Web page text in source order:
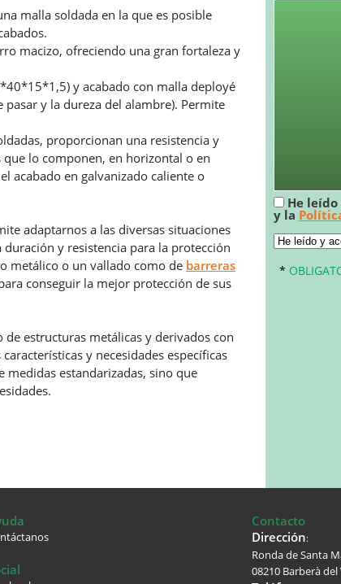
malla soldada en la que es posible
macizo, ofreciendo una gran fortaleza y
y acabado con malla deployé
y la dureza del alambre). Permite
proporcionan una resistencia y
lo componen, en horizontal o en
acabado en galvanizado caliente o
adaptarnos a las diversas situaciones
y resistencia para la protección
metálico o un vallado como de barreras
conseguir la mejor protección de sus
estructuras metálicas y derivados con
y necesidades específicas
medidas estandarizadas, sino que
He leído
y la
*
Contacto
Dirección:
Ronda de Santa
08210 Barberà